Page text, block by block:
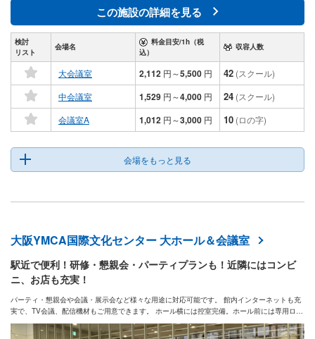
この施設の詳細を見る
検討
リスト
会場名
料金目安/1h（税
込）
収容人数
大会議室 2,112 円～5,500 円 42 (スクール)
中会議室
1,529 円～4,000 円 24 (スクール)
会議室A
1,012 円～3,000 円 10 (ロの字)
会場をもっと見る
大阪YMCA国際文化センター 大ホール＆会議室
駅近で便利！研修・懇親会・パーティプランも！近隣にはコンビ
ニ、お店も充実！
パーティ・懇親会や会議・展示会など様々な用途に対応可能です。 館内インターネットも充
実で、TV会議、配信機材もご用意できます。 ホール横には控室完備。ホール前には専用ロビ
ー・受付がございます。 立地は靱公園から北側の土佐堀エリアなので、福島・梅田・本町エ
リアからのアクセスも便利です。まずはお気軽にご相談ください。